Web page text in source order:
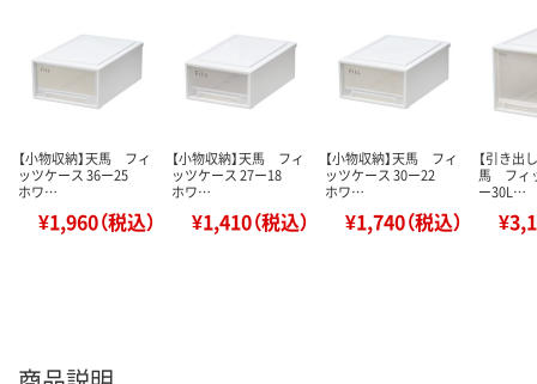
【小物収納】天馬 フィ
ッツケース 36ー25
ホワ…
¥1,960（税込）
【小物収納】天馬 フィ
ッツケース 27ー18
ホワ…
¥1,410（税込）
【小物収納】天馬 フィ
ッツケース 30ー22
ホワ…
¥1,740（税込）
【引き出
馬 フィ
ー30L…